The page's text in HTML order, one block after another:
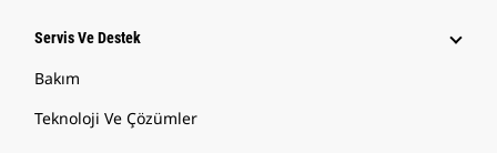
Servis Ve Destek
Bakım
Teknoloji Ve Çözümler